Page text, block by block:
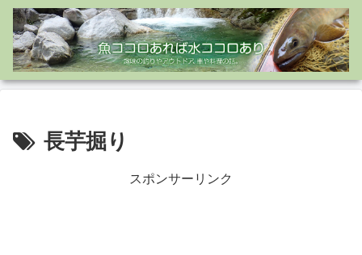
長芋掘り
スポンサーリンク